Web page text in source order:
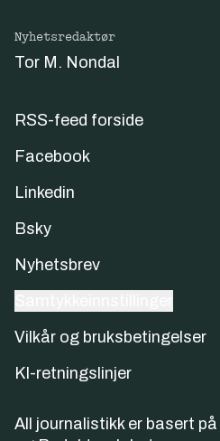
Nyhetsredaktør
Tor M. Nondal
RSS-feed forside
Facebook
Linkedin
Bsky
Nyhetsbrev
Vilkår og bruksbetingelser
KI-retningslinjer
All journalistikk er basert på